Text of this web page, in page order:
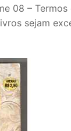
08 –
sejam